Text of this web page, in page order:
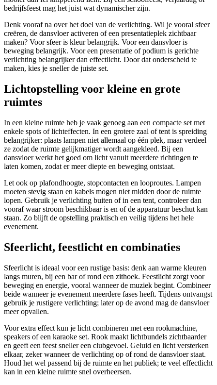
bedrijfsfeest mag het juist wat dynamischer zijn.
Denk vooraf na over het doel van de verlichting. Wil je vooral sfeer
creëren, de dansvloer activeren of een presentatieplek zichtbaar
maken? Voor sfeer is kleur belangrijk. Voor een dansvloer is
beweging belangrijk. Voor een presentatie of podium is gerichte
verlichting belangrijker dan effectlicht. Door dat onderscheid te
maken, kies je sneller de juiste set.
Lichtopstelling voor kleine en grote
ruimtes
In een kleine ruimte heb je vaak genoeg aan een compacte set met
enkele spots of lichteffecten. In een grotere zaal of tent is spreiding
belangrijker: plaats lampen niet allemaal op één plek, maar verdeel
ze zodat de ruimte gelijkmatiger wordt aangekleed. Bij een
dansvloer werkt het goed om licht vanuit meerdere richtingen te
laten komen, zodat er meer diepte en beweging ontstaat.
Let ook op plafondhoogte, stopcontacten en looproutes. Lampen
moeten stevig staan en kabels mogen niet midden door de ruimte
lopen. Gebruik je verlichting buiten of in een tent, controleer dan
vooraf waar stroom beschikbaar is en of de apparatuur beschut kan
staan. Zo blijft de opstelling praktisch en veilig tijdens het hele
evenement.
Sfeerlicht, feestlicht en combinaties
Sfeerlicht is ideaal voor een rustige basis: denk aan warme kleuren
langs muren, bij een bar of rond een zithoek. Feestlicht zorgt voor
beweging en energie, vooral wanneer de muziek begint. Combineer
beide wanneer je evenement meerdere fases heeft. Tijdens ontvangst
gebruik je rustigere verlichting; later op de avond mag de dansvloer
meer opvallen.
Voor extra effect kun je licht combineren met een rookmachine,
speakers of een karaoke set. Rook maakt lichtbundels zichtbaarder
en geeft een feest sneller een clubgevoel. Geluid en licht versterken
elkaar, zeker wanneer de verlichting op of rond de dansvloer staat.
Houd het wel passend bij de ruimte en het publiek; te veel effectlicht
kan in een kleine ruimte snel overheersen.